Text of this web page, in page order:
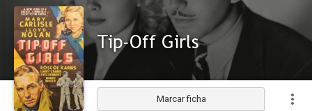
Tip-Off Girls
Marcar ficha